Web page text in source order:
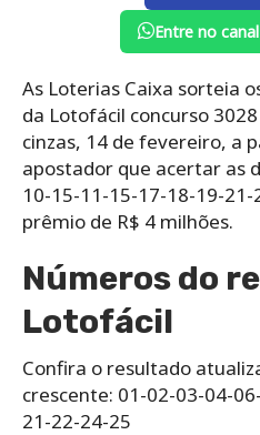
Entre no
As Loterias Caixa sorteia
da Lotofácil concurso
cinzas, 14 de fevereiro, a
apostador que acertar as
10-15-11-15-17-18-19-
prêmio de R$ 4 milhões.
Números do
Lotofácil
Confira o resultado
crescente: 01-02-03-04-
21-22-24-25